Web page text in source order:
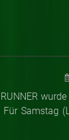
Samstag